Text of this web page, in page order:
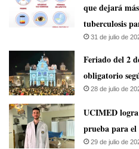
que dejará
tuberculosis
31 de julio de
Feriado del 2
obligatorio
28 de julio de
UCIMED
prueba para
29 de julio de